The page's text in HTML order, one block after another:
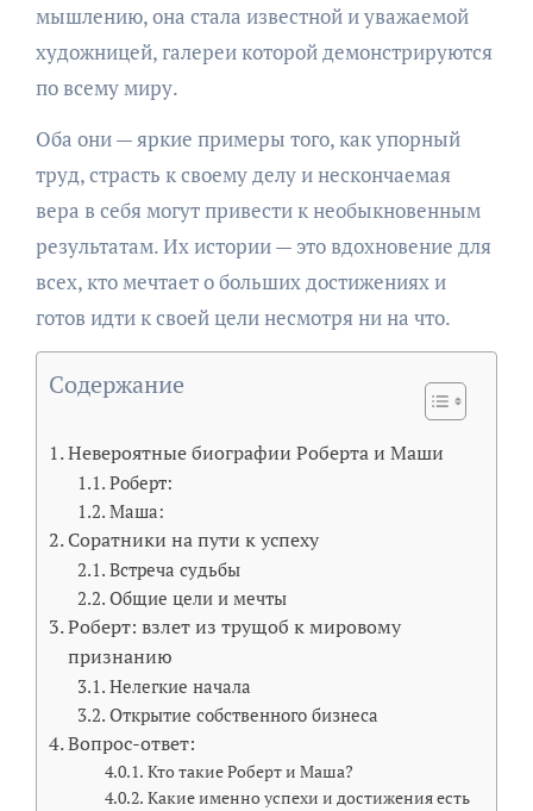
мышлению, она стала известной и уважаемой
художницей, галереи которой демонстрируются
по всему миру.
Оба они — яркие примеры того, как упорный
труд, страсть к своему делу и нескончаемая
вера в себя могут привести к необыкновенным
результатам. Их истории — это вдохновение для
всех, кто мечтает о больших достижениях и
готов идти к своей цели несмотря ни на что.
Содержание
Невероятные биографии Роберта и Маши
Роберт:
Маша:
Соратники на пути к успеху
Встреча судьбы
Общие цели и мечты
Роберт: взлет из трущоб к мировому
признанию
Нелегкие начала
Открытие собственного бизнеса
Вопрос-ответ:
Кто такие Роберт и Маша?
Какие именно успехи и достижения есть